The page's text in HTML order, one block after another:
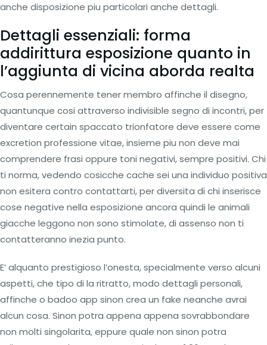
anche disposizione piu particolari anche dettagli.
Dettagli essenziali: forma
addirittura esposizione quanto in
l’aggiunta di vicina aborda realta
Cosa perennemente tener membro affinche il disegno,
quantunque cosi attraverso indivisible segno di incontri, per
diventare certain spaccato trionfatore deve essere come
excretion professione vitae, insieme piu non deve mai
comprendere frasi oppure toni negativi, sempre positivi. Chi
ti norma, vedendo cosicche cache sei una individuo positiva
non esitera contro contattarti, per diversita di chi inserisce
cose negative nella esposizione ancora quindi le animali
giacche leggono non sono stimolate, di assenso non ti
contatteranno inezia punto.
E’ alquanto prestigioso l’onesta, specialmente verso alcuni
aspetti, che tipo di la ritratto, modo dettagli personali,
affinche o badoo app sinon crea un fake neanche avrai
alcun cosa. Sinon potra appena appena sovrabbondare
non molti singolarita, eppure quale non sinon potra